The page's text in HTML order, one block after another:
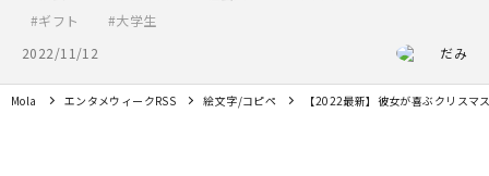
ギフト
大学生
2022/11/12
だみ
Mola エンタメウィークRSS 絵文字/コピペ 【2022最新】彼女が喜ぶクリス